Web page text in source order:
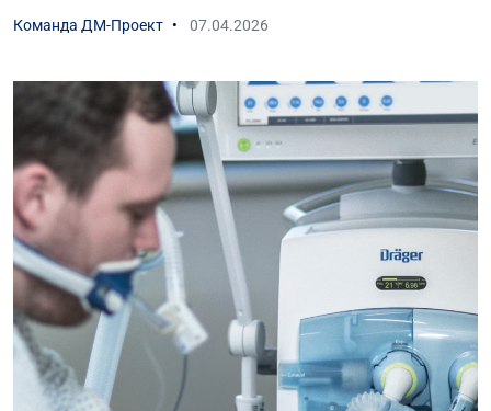
Команда ДМ-Проект 07.04.2026